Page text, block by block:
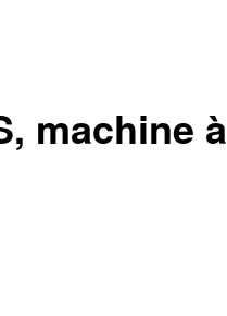
machine à